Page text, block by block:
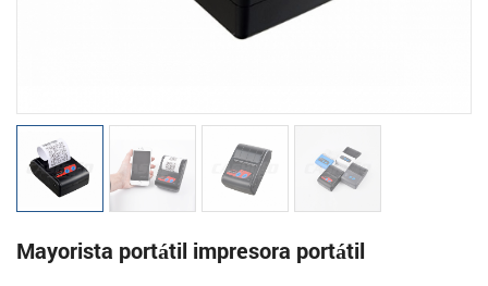
Mayorista portátil impresora portátil